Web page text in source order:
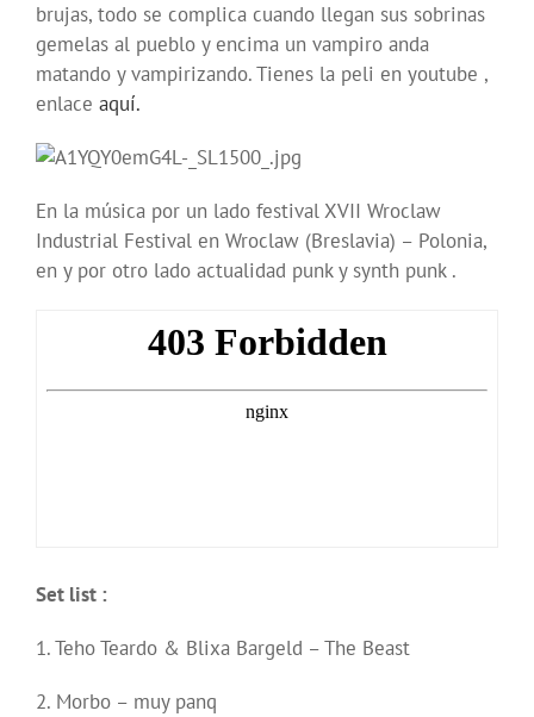
brujas, todo se complica cuando llegan sus sobrinas
gemelas al pueblo y encima un vampiro anda
matando y vampirizando. Tienes la peli en youtube ,
enlace aquí.
En la música por un lado festival XVII Wroclaw
Industrial Festival en Wroclaw (Breslavia) – Polonia,
en y por otro lado actualidad punk y synth punk .
Set list :
1. Teho Teardo & Blixa Bargeld – The Beast
2. Morbo – muy panq